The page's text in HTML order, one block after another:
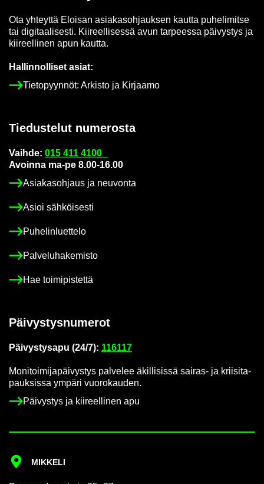
Ota yh­teyt­tä Eloi­san asia­kas­oh­jauk­sen kaut­ta pu­he­li­mit­se
tai di­gi­taa­li­ses­ti. Kii­reel­li­ses­sä avun tar­pees­sa päi­vys­tys ja
kii­reel­li­nen apun kaut­ta.
Hal­lin­nol­li­set asiat:
Tie­to­pyyn­nöt: Ar­kis­to ja Kir­jaa­mo
Tie­dus­te­lut nu­me­ros­ta
Vaih­de: 015 411 4100
Avoin­na ma-pe 8.00-16.00
Asia­kas­oh­jaus ja neu­von­ta
Asioi säh­köi­ses­ti
Pu­he­lin­luet­te­lo
Pal­ve­lu­ha­ke­mis­to
Hae toi­mi­pis­tet­tä
Päi­vys­tys­nu­me­rot
Päi­vys­tys­a­pu (24/7): 116117
Mo­ni­toi­mi­ja­päi­vys­tys pal­ve­lee äkil­li­sis­sä sairas-​ ja krii­si­ta­
pauk­sis­sa ym­pä­ri vuo­ro­kau­den.
Päi­vys­tys ja kii­reel­li­nen apu
MIK­KE­LI